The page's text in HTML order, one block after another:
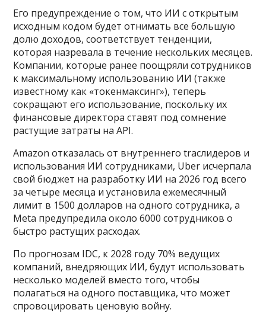
Его предупреждение о том, что ИИ с открытым
исходным кодом будет отнимать все большую
долю доходов, соответствует тенденции,
которая назревала в течение нескольких месяцев.
Компании, которые ранее поощряли сотрудников
к максимальному использованию ИИ (также
известному как «токенмаксинг»), теперь
сокращают его использование, поскольку их
финансовые директора ставят под сомнение
растущие затраты на API.
Amazon отказалась от внутреннего tracлидеров и
использования ИИ сотрудниками, Uber исчерпала
свой бюджет на разработку ИИ на 2026 год всего
за четыре месяца и установила ежемесячный
лимит в 1500 долларов на одного сотрудника, а
Meta предупредила около 6000 сотрудников о
быстро растущих расходах.
По прогнозам IDC, к 2028 году 70% ведущих
компаний, внедряющих ИИ, будут использовать
несколько моделей вместо того, чтобы
полагаться на одного поставщика, что может
спровоцировать ценовую войну.